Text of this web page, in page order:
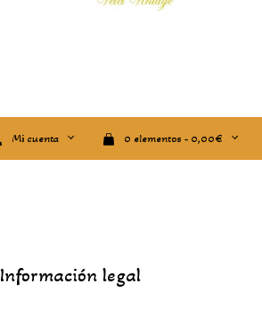
Mi cuenta 0 elementos - 0,00€
Información legal